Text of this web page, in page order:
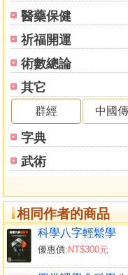
醫藥保健
祈福開運
術數總論
其它
群經 中國
字典
武術
相同作者的商品
科學八字輕鬆學
優惠價: NT$300元
目錄
推薦序(一)
推薦序(二)
推薦序(三)
學生讀者的回饋
自序：我用47年出版一
前言1：被外行人踢館，
前言2：找對學習方法，
序章：為何要學習五行
八字充電坊1：《五行
1-0 搞懂動靜態生洩
1-1 合不能當消失
八字充電坊2：《用神，
1-2 相合五行仍有力量
八字充電坊3：《算命